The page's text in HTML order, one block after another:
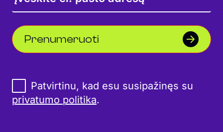
Prenumeruoti
Patvirtinu, kad esu susipažinęs su
privatumo politika.